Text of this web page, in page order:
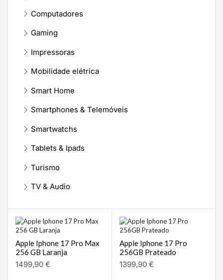
Computadores
Gaming
Impressoras
Mobilidade elétrica
Smart Home
Smartphones & Telemóveis
Smartwatchs
Tablets & Ipads
Turismo
TV & Audio
Apple Iphone 17 Pro Max
256 GB Laranja
1499,90 €
Apple Iphone 17 Pro
256GB Prateado
1399,90 €